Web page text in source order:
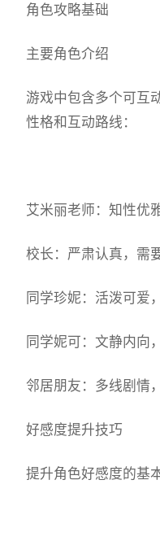
角色攻略基础
主要角色介绍
游戏中包含多个可互
性格和互动路线：
艾米丽老师：知性优
校长：严肃认真，需
同学珍妮：活泼可爱
同学妮可：文静内向
邻居朋友：多线剧情
好感度提升技巧
提升角色好感度的基